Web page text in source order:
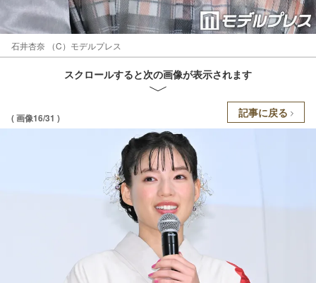
石井杏奈 （C）モデルプレス
スクロールすると次の画像が表示されます
( 画像16/31 ) 記事に戻る